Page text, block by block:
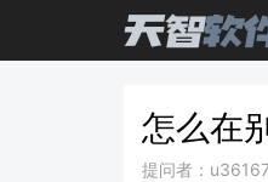
怎么在
提问者：